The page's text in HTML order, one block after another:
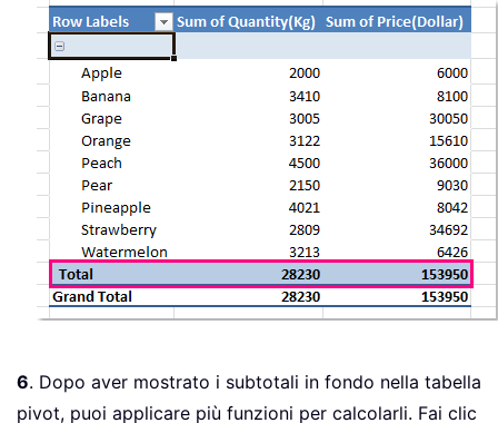
6. Dopo aver mostrato i subtotali in fondo nella tabella
pivot, puoi applicare più funzioni per calcolarli. Fai clic